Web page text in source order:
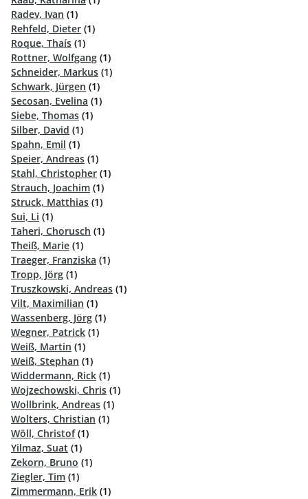
Radev, Ivan (1)
Rehfeld, Dieter (1)
Roque, Thaís (1)
Rottner, Wolfgang (1)
Schneider, Markus (1)
Schwark, Jürgen (1)
Secosan, Evelina (1)
Siebe, Thomas (1)
Silber, David (1)
Spahn, Emil (1)
Speier, Andreas (1)
Stahl, Christopher (1)
Strauch, Joachim (1)
Struck, Matthias (1)
Sui, Li (1)
Taheri, Chorusch (1)
Theiß, Marie (1)
Traeger, Franziska (1)
Tropp, Jörg (1)
Truszkowski, Andreas (1)
Vilt, Maximilian (1)
Wassenberg, Jörg (1)
Wegner, Patrick (1)
Weiß, Martin (1)
Weiß, Stephan (1)
Widdermann, Rick (1)
Wojzechowski, Chris (1)
Wollbrink, Andreas (1)
Wolters, Christian (1)
Wöll, Christof(1)
Yilmaz, Suat (1)
Zekorn, Bruno (1)
Ziegler, Tim (1)
Zimmermann, Erik (1)